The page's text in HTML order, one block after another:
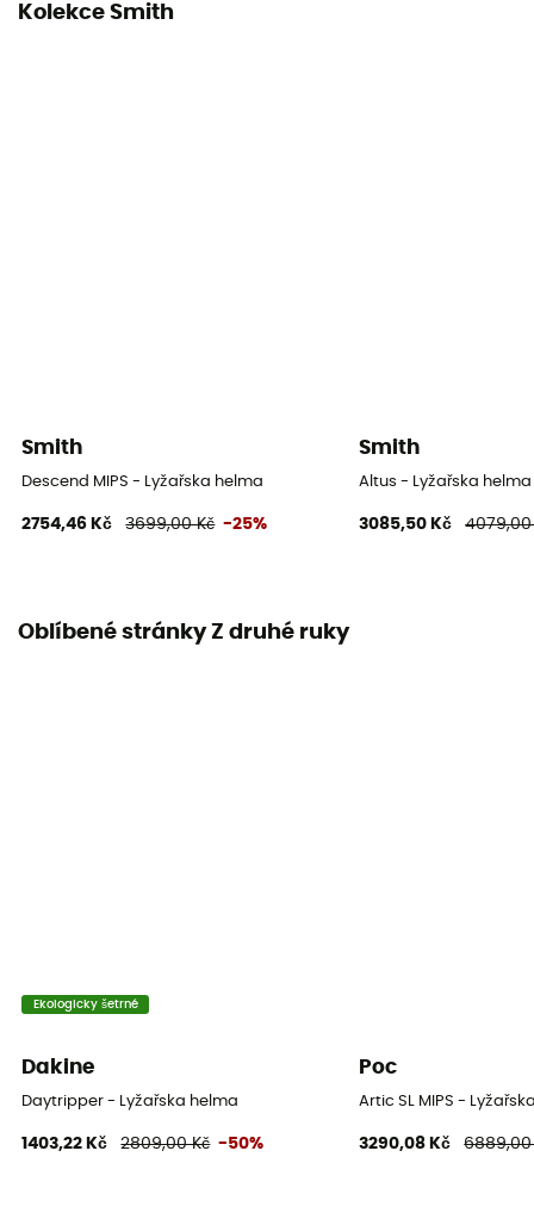
Kolekce Smith
Smith
Descend MIPS - Lyžařska helma
2754,46 Kč 3699,00 Kč -25%
Smith
Altus - Lyžařska helma
3085,50 Kč 4079,00
Oblíbené stránky Z druhé ruky
Ekologicky šetrné
Dakine
Daytripper - Lyžařska helma
1403,22 Kč 2809,00 Kč -50%
Poc
Artic SL MIPS -
3290,08 Kč 6889,00